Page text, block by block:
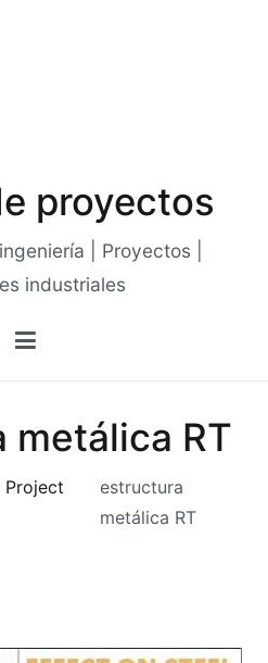
proyectos
| Proyectos |
industriales
metálica RT
Project
estructura
metálica RT